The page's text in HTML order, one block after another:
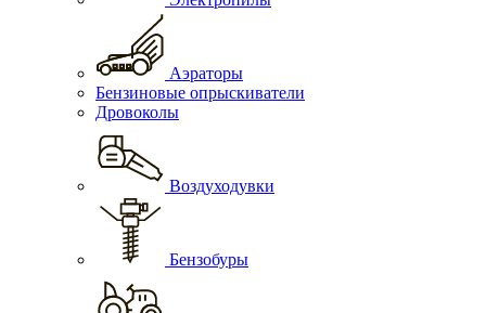
Аэраторы
Бензиновые опрыскиватели
Дровоколы
Воздуходувки
Бензобуры